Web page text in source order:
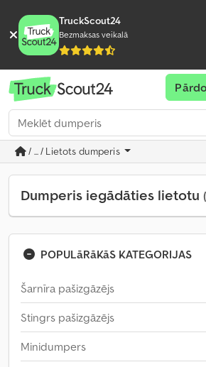
TruckScout24
Bezmaksas veikalā
/ ... / Lietots dumperis
Dumperis iegādāties lietotu
POPULāRāKāS KATEGORIJAS
Šarnīra pašizgāzējs
Stingrs pašizgāzējs
Minidumpers